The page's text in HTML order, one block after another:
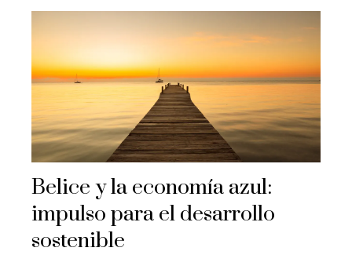
Belice y la economía azul:
impulso para el desarrollo
sostenible